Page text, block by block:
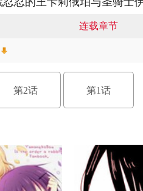
连载章节
第2话 第1话